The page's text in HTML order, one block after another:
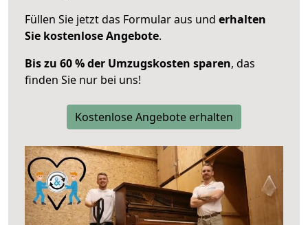
Füllen Sie jetzt das Formular aus und erhalten
Sie kostenlose Angebote.
Bis zu 60 % der Umzugskosten sparen, das
finden Sie nur bei uns!
Kostenlose Angebote erhalten